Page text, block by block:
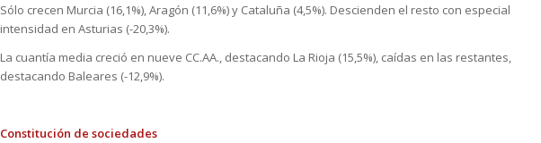
Sólo crecen Murcia (16,1%), Aragón (11,6%) y Cataluña (4,5%). Descienden el resto con especial
intensidad en Asturias (-20,3%).
La cuantía media creció en nueve CC.AA., destacando La Rioja (15,5%), caídas en las restantes,
destacando Baleares (-12,9%).
Constitución de sociedades